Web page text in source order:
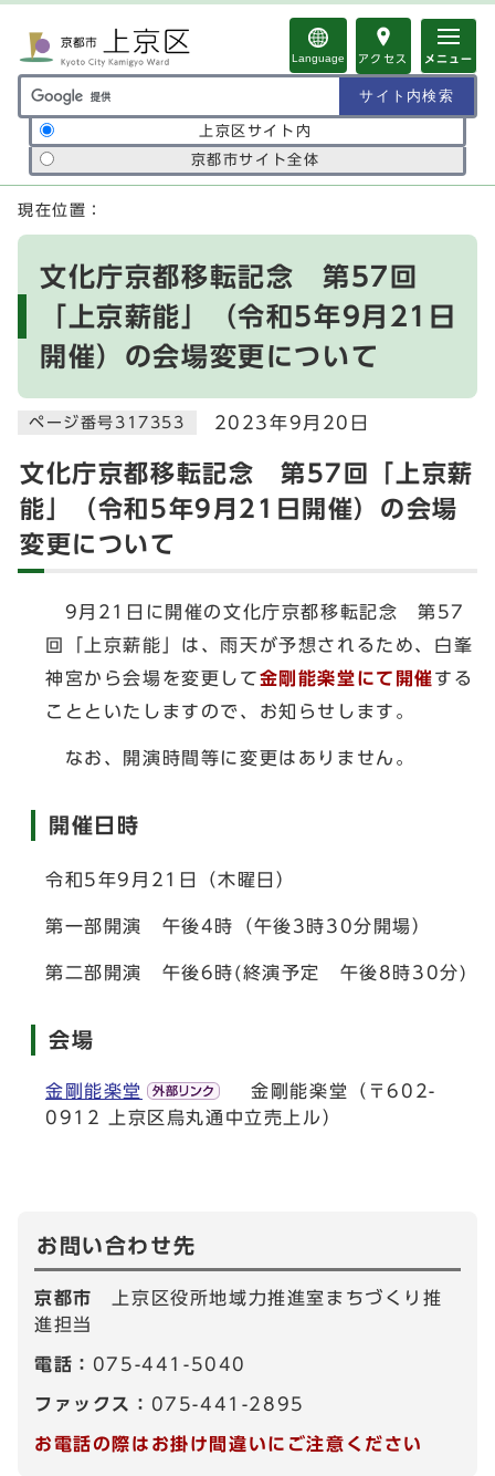
Language アクセス メニュー
サイト内検索の範囲
上京区サイト内
京都市サイト全体
ここから本文です
現在位置：
文化庁京都移転記念 第57回
「上京薪能」（令和5年9月21日
開催）の会場変更について
ページ番号317353 2023年9月20日
文化庁京都移転記念 第57回「上京薪
能」（令和5年9月21日開催）の会場
変更について
9月21日に開催の文化庁京都移転記念 第57
回「上京薪能」は、雨天が予想されるため、白峯
神宮から会場を変更して金剛能楽堂にて開催する
ことといたしますので、お知らせします。
なお、開演時間等に変更はありません。
開催日時
令和5年9月21日（木曜日）
第一部開演 午後4時（午後3時30分開場）
第二部開演 午後6時(終演予定 午後8時30分)
会場
金剛能楽堂
金剛能楽堂（〒602-
0912 上京区烏丸通中立売上ル）
お問い合わせ先
京都市
上京区役所地域力推進室まちづくり推
進担当
電話： 075-441-5040
ファックス： 075-441-2895
お電話の際はお掛け間違いにご注意ください